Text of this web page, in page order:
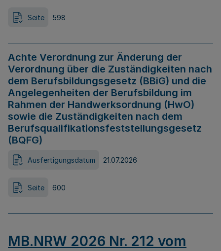
Seite 598
Achte Verordnung zur Änderung der
Verordnung über die Zuständigkeiten nach
dem Berufsbildungsgesetz (BBiG) und die
Angelegenheiten der Berufsbildung im
Rahmen der Handwerksordnung (HwO)
sowie die Zuständigkeiten nach dem
Berufsqualifikationsfeststellungsgesetz
(BQFG)
Ausfertigungsdatum 21.07.2026
Seite 600
MB.NRW 2026 Nr. 212 vom